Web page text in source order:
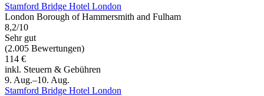
Stamford Bridge Hotel London
London Borough of Hammersmith and Fulham
8,2/10
Sehr gut
(2.005 Bewertungen)
114 €
inkl. Steuern & Gebühren
9. Aug.–10. Aug.
Stamford Bridge Hotel London